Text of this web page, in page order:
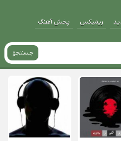
ریمیکس پخش آهنگ
جستجو